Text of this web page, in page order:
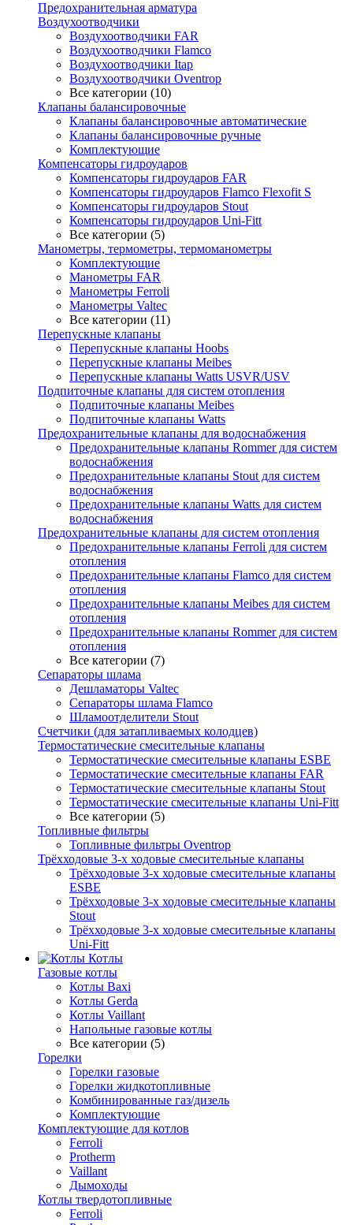
Предохранительная арматура
Воздухоотводчики
Воздухоотводчики FAR
Воздухоотводчики Flamco
Воздухоотводчики Itap
Воздухоотводчики Oventrop
Все категории (10)
Клапаны балансировочные
Клапаны балансировочные автоматические
Клапаны балансировочные ручные
Комплектующие
Компенсаторы гидроударов
Компенсаторы гидроударов FAR
Компенсаторы гидроударов Flamco Flexofit S
Компенсаторы гидроударов Stout
Компенсаторы гидроударов Uni-Fitt
Все категории (5)
Манометры, термометры, термоманометры
Комплектующие
Манометры FAR
Манометры Ferroli
Манометры Valtec
Все категории (11)
Перепускные клапаны
Перепускные клапаны Hoobs
Перепускные клапаны Meibes
Перепускные клапаны Watts USVR/USV
Подпиточные клапаны для систем отопления
Подпиточные клапаны Meibes
Подпиточные клапаны Watts
Предохранительные клапаны для водоснабжения
Предохранительные клапаны Rommer для систем
водоснабжения
Предохранительные клапаны Stout для систем
водоснабжения
Предохранительные клапаны Watts для систем
водоснабжения
Предохранительные клапаны для систем отопления
Предохранительные клапаны Ferroli для систем
отопления
Предохранительные клапаны Flamco для систем
отопления
Предохранительные клапаны Meibes для систем
отопления
Предохранительные клапаны Rommer для систем
отопления
Все категории (7)
Сепараторы шлама
Дешламаторы Valtec
Сепараторы шлама Flamco
Шламоотделители Stout
Счетчики (для затапливаемых колодцев)
Термостатические смесительные клапаны
Термостатические смесительные клапаны ESBE
Термостатические смесительные клапаны FAR
Термостатические смесительные клапаны Stout
Термостатические смесительные клапаны Uni-Fitt
Все категории (5)
Топливные фильтры
Топливные фильтры Oventrop
Трёхходовые 3-х ходовые смесительные клапаны
Трёхходовые 3-х ходовые смесительные клапаны
ESBE
Трёхходовые 3-х ходовые смесительные клапаны
Stout
Трёхходовые 3-х ходовые смесительные клапаны
Uni-Fitt
Котлы
Газовые котлы
Котлы Baxi
Котлы Gerda
Котлы Vaillant
Напольные газовые котлы
Все категории (5)
Горелки
Горелки газовые
Горелки жидкотопливные
Комбинированные газ/дизель
Комплектующие
Комплектующие для котлов
Ferroli
Protherm
Vaillant
Дымоходы
Котлы твердотопливные
Ferroli